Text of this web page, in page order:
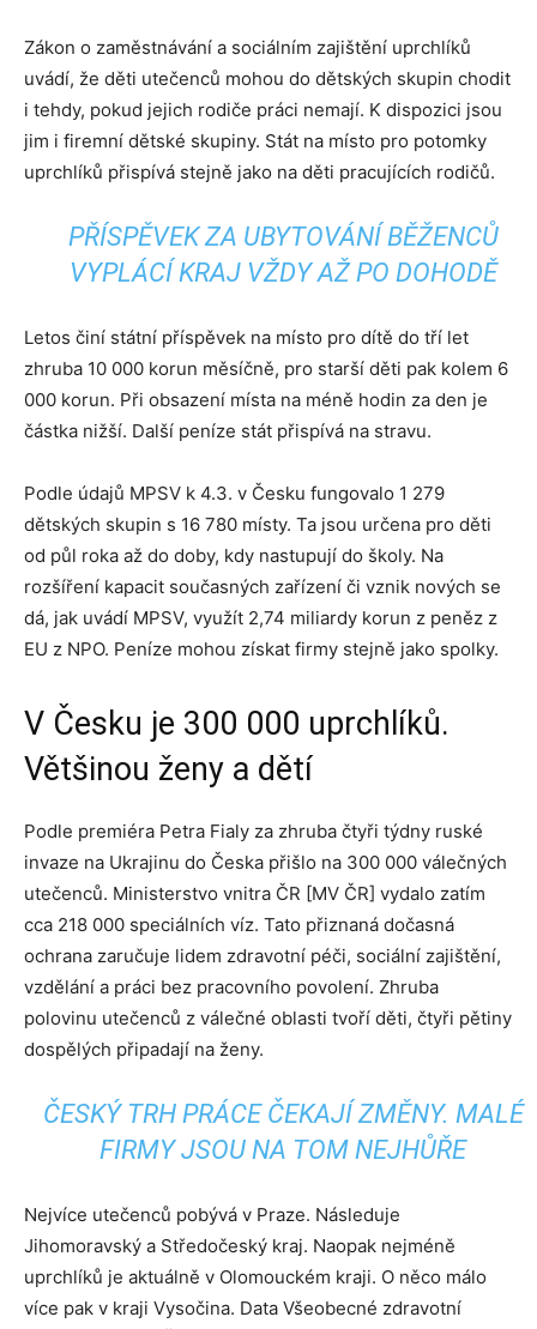
Zákon o zaměstnávání a sociálním zajištění uprchlíků
uvádí, že děti utečenců mohou do dětských skupin chodit
i tehdy, pokud jejich rodiče práci nemají. K dispozici jsou
jim i firemní dětské skupiny. Stát na místo pro potomky
uprchlíků přispívá stejně jako na děti pracujících rodičů.
PŘÍSPĚVEK ZA UBYTOVÁNÍ BĚŽENCŮ
VYPLÁCÍ KRAJ VŽDY AŽ PO DOHODĚ
Letos činí státní příspěvek na místo pro dítě do tří let
zhruba 10 000 korun měsíčně, pro starší děti pak kolem 6
000 korun. Při obsazení místa na méně hodin za den je
částka nižší. Další peníze stát přispívá na stravu.
Podle údajů MPSV k 4.3. v Česku fungovalo 1 279
dětských skupin s 16 780 místy. Ta jsou určena pro děti
od půl roka až do doby, kdy nastupují do školy. Na
rozšíření kapacit současných zařízení či vznik nových se
dá, jak uvádí MPSV, využít 2,74 miliardy korun z peněz z
EU z NPO. Peníze mohou získat firmy stejně jako spolky.
V Česku je 300 000 uprchlíků.
Většinou ženy a dětí
Podle premiéra Petra Fialy za zhruba čtyři týdny ruské
invaze na Ukrajinu do Česka přišlo na 300 000 válečných
utečenců. Ministerstvo vnitra ČR [MV ČR] vydalo zatím
cca 218 000 speciálních víz. Tato přiznaná dočasná
ochrana zaručuje lidem zdravotní péči, sociální zajištění,
vzdělání a práci bez pracovního povolení. Zhruba
polovinu utečenců z válečné oblasti tvoří děti, čtyři pětiny
dospělých připadají na ženy.
ČESKÝ TRH PRÁCE ČEKAJÍ ZMĚNY. MALÉ
FIRMY JSOU NA TOM NEJHŮŘE
Nejvíce utečenců pobývá v Praze. Následuje
Jihomoravský a Středočeský kraj. Naopak nejméně
uprchlíků je aktuálně v Olomouckém kraji. O něco málo
více pak v kraji Vysočina. Data Všeobecné zdravotní